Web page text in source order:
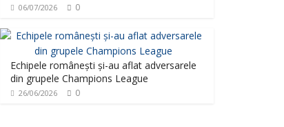
06/07/2026 0
Echipele românești și-au aflat adversarele
din grupele Champions League
26/06/2026 0